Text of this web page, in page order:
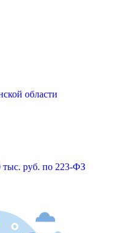
области
тыс. руб. по 223-ФЗ